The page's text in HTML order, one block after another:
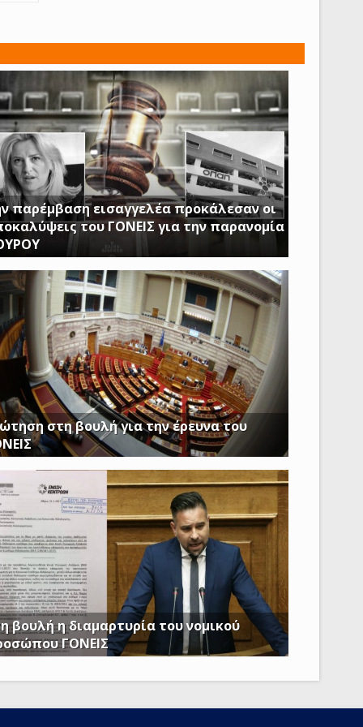
παρέμβαση εισαγγελέα προκάλεσαν οι
του ΓΟΝΕΙΣ για την παρανομία
ΩΡΑ ΠΟΥ ΚΤΙΡΙΑ ΤΟΥ ΔΗΜΟΣΙΟΥ ΠΑΡΑΜΕΝΟΥΝ
Η ΔΟΥΡΟΥ ΔΙΝΕΙ 20 ΕΚΚΑΤΟΜΥΡΙΑ ΓΙΑ ΑΓΟΡΑ
στη βουλή για την έρευνα του
το δημόσιο συμφέρον με πλήρη
βουλή η διαμαρτυρία του νομικού
ΓΟΝΕΙΣ
Φορολογείτε με Κοινή Υπουργική
και τα επιδόματα των παιδιών μας; Πόση